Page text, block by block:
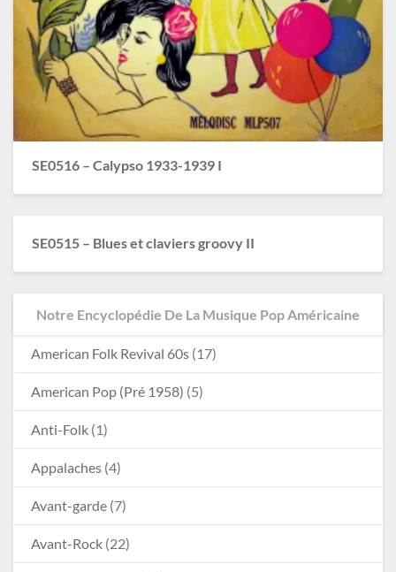
SE0516 – Calypso 1933-1939 I
SE0515 – Blues et claviers groovy II
Notre Encyclopédie De La Musique Pop Américaine
American Folk Revival 60s (17)
American Pop (Pré 1958) (5)
Anti-Folk (1)
Appalaches (4)
Avant-garde (7)
Avant-Rock (22)